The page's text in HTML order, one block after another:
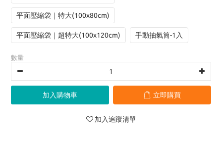
平面壓縮袋｜特大(100x80cm)
平面壓縮袋｜超特大(100x120cm) 手動抽氣筒-1入
數量
加入購物車 立即購買
加入追蹤清單